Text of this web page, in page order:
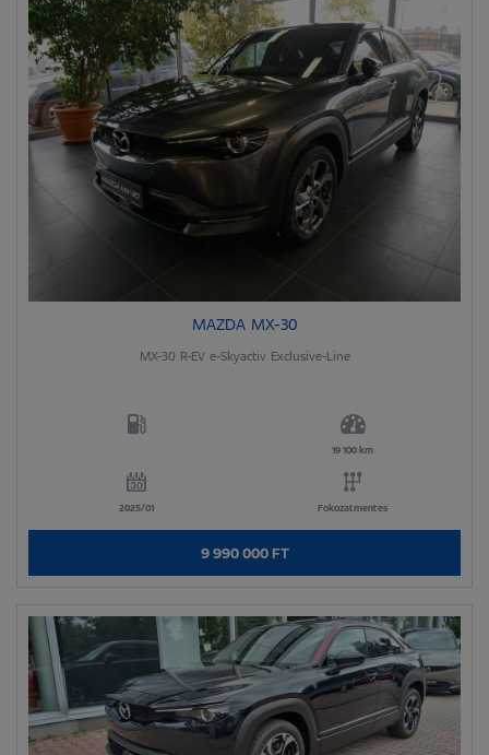
MAZDA MX-30
MX-30 R-EV e-Skyactiv Exclusive-Line
19 100 km
2025/01 Fokozatmentes
9 990 000 FT